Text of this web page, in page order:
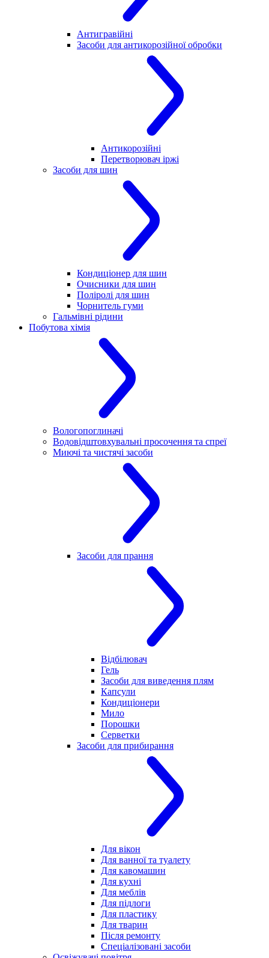
Антигравійні
Засоби для антикорозійної обробки
Антикорозійні
Перетворювач іржі
Засоби для шин
Кондиціонер для шин
Очисники для шин
Поліролі для шин
Чорнитель гуми
Гальмівні рідини
Побутова хімія
Вологопоглиначі
Водовідштовхувальні просочення та спреї
Миючі та чистячі засоби
Засоби для прання
Відбілювач
Гель
Засоби для виведення плям
Капсули
Кондиціонери
Мило
Порошки
Серветки
Засоби для прибирання
Для вікон
Для ванної та туалету
Для кавомашин
Для кухні
Для меблів
Для підлоги
Для пластику
Для тварин
Після ремонту
Спеціалізовані засоби